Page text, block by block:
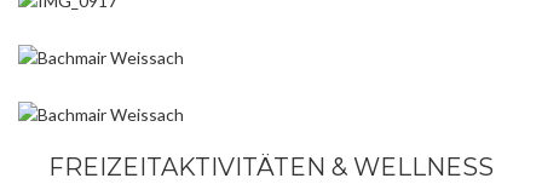
FREIZEITAKTIVITÄTEN & WELLNESS